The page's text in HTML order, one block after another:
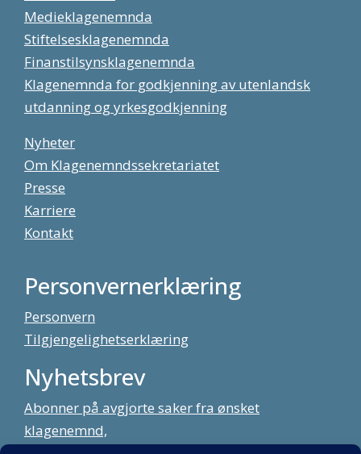
Medieklagenemnda
Stiftelsesklagenemnda
Finanstilsynsklagenemnda
Klagenemnda for godkjenning av utenlandsk
utdanning og yrkesgodkjenning
Nyheter
Om Klagenemndssekretariatet
Presse
Karriere
Kontakt
Personvernerklæring
Personvern
Tilgjengelighetserklæring
Nyhetsbrev
Abonner på avgjorte saker fra ønsket
klagenemnd,